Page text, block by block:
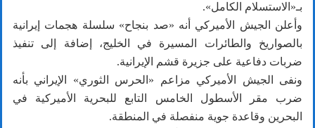
بـ«الاستسلام الكامل».
وأعلن الجيش الأميركي أنه «صد بنجاح» سلسلة هجمات إيرانية
بالصواريخ والطائرات المسيرة في الخليج، إضافة إلى تنفيذ
ضربات دفاعية على جزيرة قشم الإيرانية.
ونفى الجيش الأميركي مزاعم «الحرس الثوري» الإيراني بأنه
ضرب مقر الأسطول الخامس التابع للبحرية الأميركية في
البحرين وقاعدة جوية منفصلة في المنطقة.